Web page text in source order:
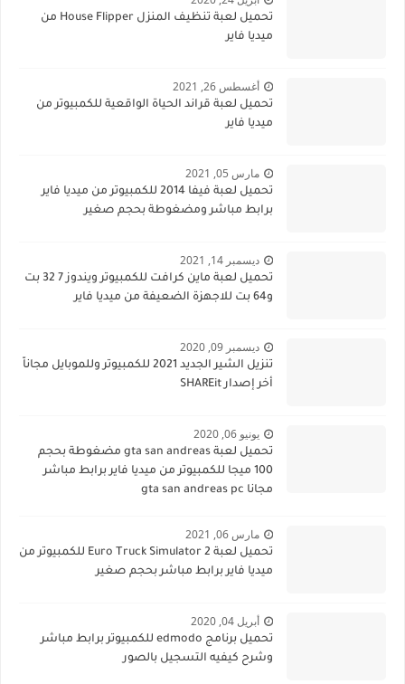
تحميل لعبة تنظيف المنزل House Flipper من
ميديا فاير
أغسطس 26, 2021
تحميل لعبة قراند الحياة الواقعية للكمبيوتر من
ميديا فاير
مارس 05, 2021
تحميل لعبة فيفا 2014 للكمبيوتر من ميديا فاير
برابط مباشر ومضغوطة بحجم صغير
ديسمبر 14, 2021
تحميل لعبة ماين كرافت للكمبيوتر ويندوز 7 32 بت
و64 بت للاجهزة الضعيفة من ميديا فاير
ديسمبر 09, 2020
تنزيل الشير الجديد 2021 للكمبيوتر وللموبايل مجاناً
أخر إصدار SHAREit
يونيو 06, 2020
تحميل لعبة gta san andreas مضغوطة بحجم
100 ميجا للكمبيوتر من ميديا فاير برابط مباشر
مجانا gta san andreas pc
مارس 06, 2021
تحميل لعبة Euro Truck Simulator 2 للكمبيوتر من
ميديا فاير برابط مباشر بحجم صغير
أبريل 04, 2020
تحميل برنامج edmodo للكمبيوتر برابط مباشر
وشرح كيفيه التسجيل بالصور